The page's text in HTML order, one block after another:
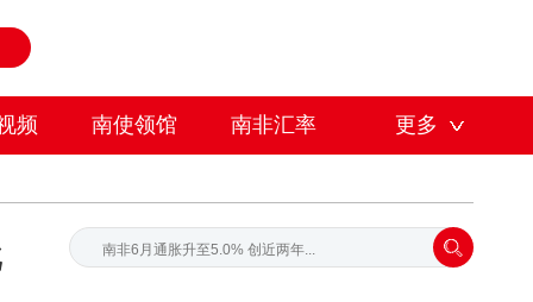
频 南使领馆 南非汇率 更多